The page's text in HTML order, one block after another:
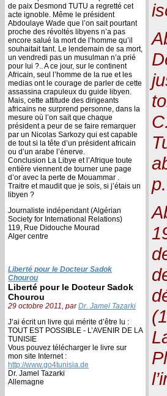
de paix Desmond TUTU a regretté cet
acte ignoble. Même le président
Abdoulaye Wade que l’on sait pourtant
proche des révoltés libyens n’a pas
encore salué la mort de l’homme qu’il
souhaitait tant. Le lendemain de sa mort,
un vendredi pas un musulman n’a prié
pour lui ?.. A ce jour, sur le continent
Africain, seul l’homme de la rue et les
medias ont le courage de parler de cette
assassina crapuleux du guide libyen.
Mais, cette attitude des dirigeants
africains ne surprend personne, dans la
mesure où l’on sait que chaque
président a peur de se faire remarquer
par un Nicolas Sarkozy qui est capable
de tout si la tête d’un président africain
ou d’un arabe l’énerve.
Conclusion La Libye et l’Afrique toute
entière viennent de tourner une page
d’or avec la perte de Mouammar .
Traitre et maudit que je sois, si j’étais un
libyen ?
Journaliste indépendant (Algérian
Society for International Relations)
119, Rue Didouche Mourad
Alger centre
Liberté pour le Docteur Sadok
Chourou
Liberté pour le Docteur Sadok
Chourou
29 octobre 2011, parDr. Jamel Tazarki
J’ai écrit un livre qui mérite d’être lu :
TOUT EST POSSIBLE - L’AVENIR DE LA
TUNISIE
Vous pouvez télécharger le livre sur
mon site Internet :
http://www.go4tunisia.de
Dr. Jamel Tazarki
Allemagne